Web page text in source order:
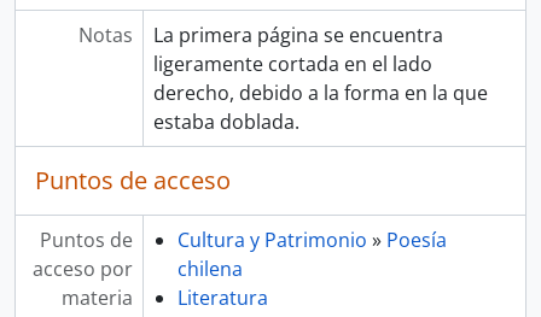
Notas
La primera página se encuentra
ligeramente cortada en el lado
derecho, debido a la forma en la que
estaba doblada.
Puntos de acceso
Puntos de
acceso por
materia
Cultura y Patrimonio » Poesía
chilena
Literatura